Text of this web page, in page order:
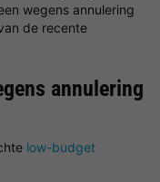
wegens annulering
de recente
annulering
low-budget